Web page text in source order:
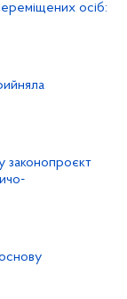
осіб:
законопроєкт